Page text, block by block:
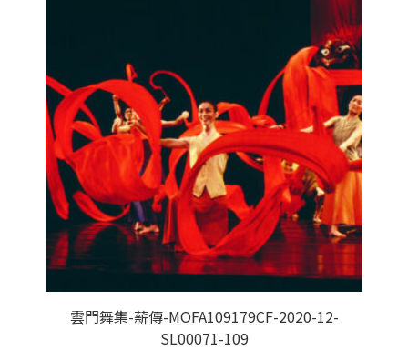
雲門舞集-薪傳-MOFA109179CF-2020-12-
SL00071-109